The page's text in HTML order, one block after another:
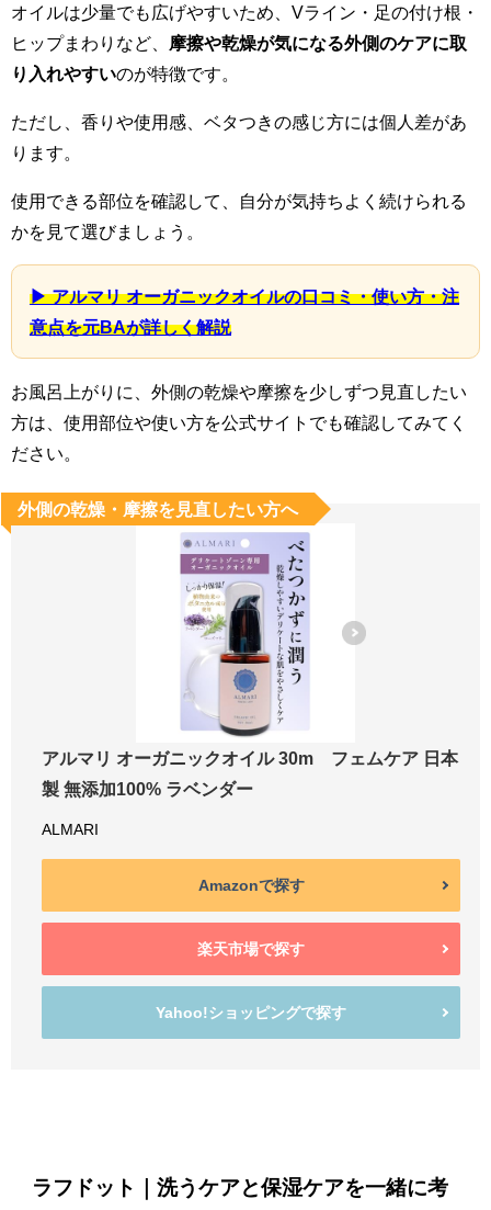
オイルは少量でも広げやすいため、Vライン・足の付け根・
ヒップまわりなど、
摩擦や乾燥が気になる外側のケアに取
り入れやすいのが特徴です。
ただし、香りや使用感、ベタつきの感じ方には個人差があ
ります。
使用できる部位を確認して、自分が気持ちよく続けられる
かを見て選びましょう。
▶ アルマリ オーガニックオイルの口コミ・使い方・注
意点を元BAが詳しく解説
お風呂上がりに、外側の乾燥や摩擦を少しずつ見直したい
方は、使用部位や使い方を公式サイトでも確認してみてく
ださい。
アルマリ オーガニックオイル 30m フェムケア 日本
製 無添加100% ラベンダー
ALMARI
Amazonで探す
楽天市場で探す
Yahoo!ショッピングで探す
外側の乾燥・摩擦を見直したい方へ
ラフドット｜洗うケアと保湿ケアを一緒に考